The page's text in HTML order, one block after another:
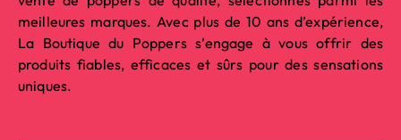
meilleures marques. Avec plus de 10 ans d’expérience,
La Boutique du Poppers s’engage à vous offrir des
produits fiables, efficaces et sûrs pour des sensations
uniques.